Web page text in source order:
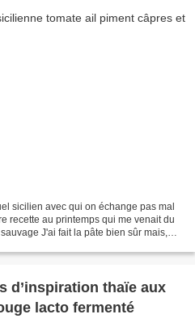
sicilien avec qui on échange pas mal
recette au printemps qui me venait du
J'ai fait la pâte bien sûr mais,
d’inspiration thaïe aux
lacto fermenté